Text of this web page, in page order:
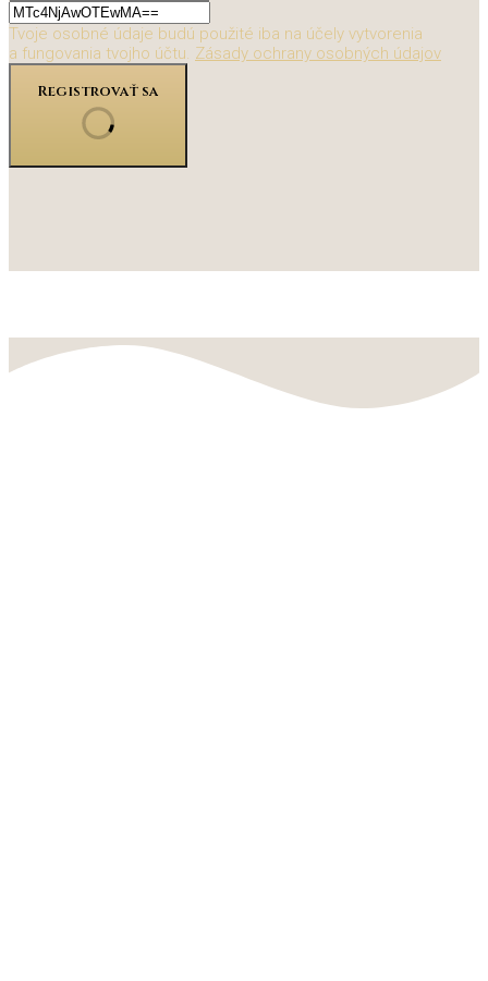
Tvoje osobné údaje budú použité iba na účely vytvorenia
a fungovania tvojho účtu. Zásady ochrany osobných údajov
Registrovať sa